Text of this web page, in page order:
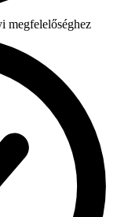
megfelelőséghez